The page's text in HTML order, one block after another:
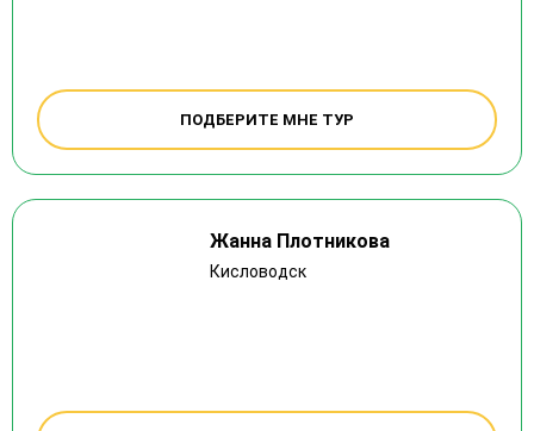
ПОДБЕРИТЕ МНЕ ТУР
Жанна Плотникова
Кисловодск